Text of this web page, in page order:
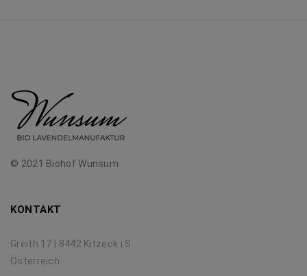
© 2021 Biohof Wunsum
KONTAKT
Greith 17 | 8442 Kitzeck i.S.
Österreich